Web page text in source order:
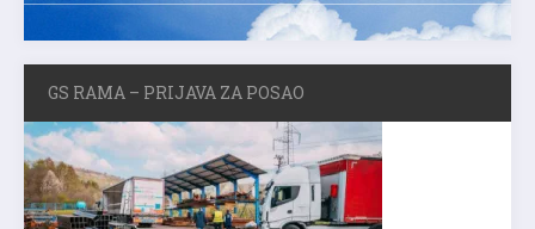
GS RAMA – PRIJAVA ZA POSAO